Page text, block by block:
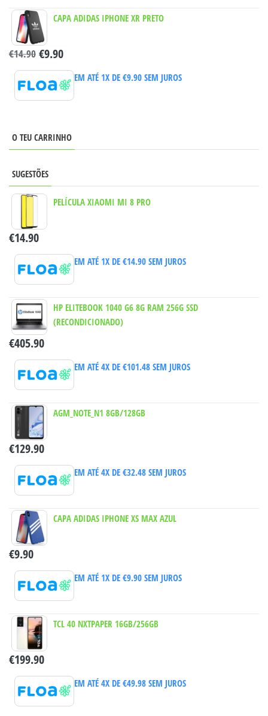
CAPA ADIDAS IPHONE XR PRETO
€14.90 €9.90
EM ATÉ 1X DE €9.90SEM JUROS
O TEU CARRINHO
SUGESTÕES
PELÍCULA XIAOMI MI 8 PRO
€14.90
EM ATÉ 1X DE €14.90SEM JUROS
HP ELITEBOOK 1040 G6 8G RAM 256G SSD
(RECONDICIONADO)
€405.90
EM ATÉ 4X DE €101.48SEM JUROS
AGM_NOTE_N1 8GB/128GB
€129.90
EM ATÉ 4X DE €32.48SEM JUROS
CAPA ADIDAS IPHONE XS MAX AZUL
€9.90
EM ATÉ 1X DE €9.90SEM JUROS
TCL 40 NXTPAPER 16GB/256GB
€199.90
EM ATÉ 4X DE €49.98SEM JUROS